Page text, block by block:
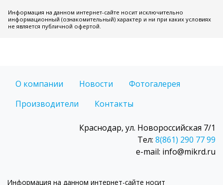
Информация на данном интернет-сайте носит исключительно
информационный (ознакомительный) характер и ни при каких условиях
не является публичной офертой.
О компании Новости
Фотогалерея
Производители
Контакты
Краснодар, ул. Новороссийская 7/1
Тел: 8(861) 290 77 99
e-mail: info@mikrd.ru
Информация на данном интернет-сайте носит